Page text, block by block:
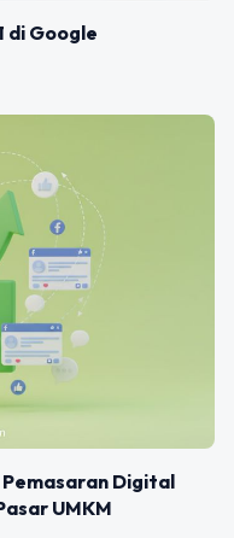
di Google
Digital
UMKM